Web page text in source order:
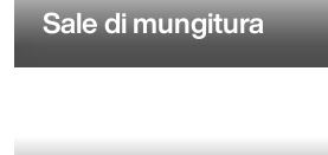
Sale di mungitura